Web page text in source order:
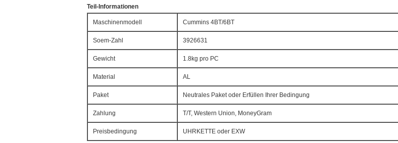
Teil-Informationen
Maschinenmodell Cummins 4BT/6BT
Soem-Zahl 3926631
Gewicht 1.8kg pro PC
Material AL
Paket Neutrales Paket oder Erfüllen Ihrer Bedingung
Zahlung T/T, Western Union, MoneyGram
Preisbedingung UHRKETTE oder EXW